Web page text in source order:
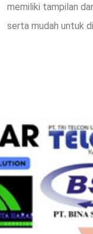
memiliki tampilan
serta mudah untuk